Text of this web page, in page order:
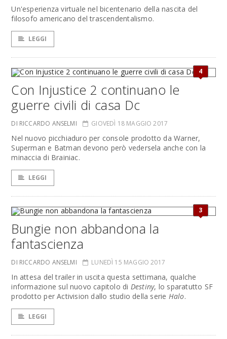
Un'esperienza virtuale nel bicentenario della nascita del
filosofo americano del trascendentalismo.
LEGGI
4
Con Injustice 2 continuano le
guerre civili di casa Dc
DI RICCARDO ANSELMI GIOVEDÌ 18 MAGGIO 2017
Nel nuovo picchiaduro per console prodotto da Warner,
Superman e Batman devono però vedersela anche con la
minaccia di Brainiac.
LEGGI
3
Bungie non abbandona la
fantascienza
DI RICCARDO ANSELMI LUNEDÌ 15 MAGGIO 2017
In attesa del trailer in uscita questa settimana, qualche
informazione sul nuovo capitolo di Destiny, lo sparatutto SF
prodotto per Activision dallo studio della serie Halo.
LEGGI